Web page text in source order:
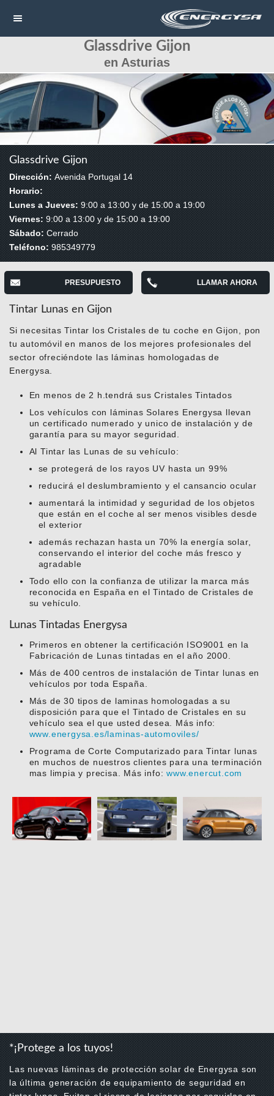
HOME
CONTACTAR
LLAMAR
Glassdrive Gijon
en Asturias
Glassdrive Gijon
Dirección: Avenida Portugal 14
Horario:
Lunes a Jueves:9:00 a 13:00 y de 15:00 a 19:00
Viernes:9:00 a 13:00 y de 15:00 a 19:00
Sábado:Cerrado
Teléfono:985349779
PRESUPUESTO LLAMAR AHORA
Tintar Lunas en Gijon
Si necesitas Tintar los Cristales de tu coche en Gijon, pon
tu automóvil en manos de los mejores profesionales del
sector ofreciéndote las láminas homologadas de
Energysa.
En menos de 2 h.tendrá sus Cristales Tintados
Los vehículos con láminas Solares Energysa llevan
un certificado numerado y unico de instalación y de
garantía para su mayor seguridad.
Al Tintar las Lunas de su vehículo:
se protegerá de los rayos UV hasta un 99%
reducirá el deslumbramiento y el cansancio ocular
aumentará la intimidad y seguridad de los objetos
que están en el coche al ser menos visibles desde
el exterior
además rechazan hasta un 70% la energía solar,
conservando el interior del coche más fresco y
agradable
Todo ello con la confianza de utilizar la marca más
reconocida en España en el Tintado de Cristales de
su vehículo.
Lunas Tintadas Energysa
Primeros en obtener la certificación ISO9001 en la
Fabricación de Lunas tintadas en el año 2000.
Más de 400 centros de instalación de Tintar lunas en
vehículos por toda España.
Más de 30 tipos de laminas homologadas a su
disposición para que el Tintado de Cristales en su
vehículo sea el que usted desea. Más info:
www.energysa.es/laminas-automoviles/
Programa de Corte Computarizado para Tintar lunas
en muchos de nuestros clientes para una terminación
mas limpia y precisa. Más info:www.enercut.com
*¡Protege a los tuyos!
Las nuevas láminas de protección solar de Energysa son
la última generación de equipamiento de seguridad en